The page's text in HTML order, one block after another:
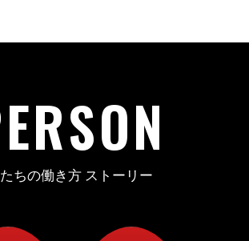
ちの働き方 ストーリー